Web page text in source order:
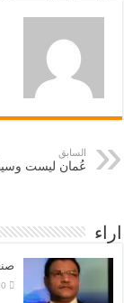
السابق
عُمان ليست
اراء